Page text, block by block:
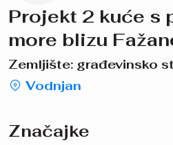
Projekt 2 kuće s
more blizu
Zemljište: građevinsko
Vodnjan
Značajke